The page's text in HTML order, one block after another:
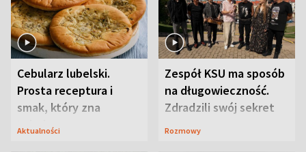
Cebularz lubelski.
Prosta receptura i
smak, który zna
Lubelszczyzna
Aktualności
Zespół KSU ma sposób
na długowieczność.
Zdradzili swój sekret
Rozmowy